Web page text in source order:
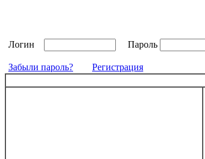
Логин Пароль
Забыли пароль? Регистрация